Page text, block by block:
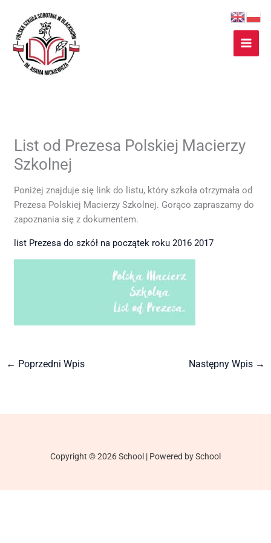
treści
List od Prezesa Polskiej Macierzy
Szkolnej
Poniżej znajduje się link do listu, który szkoła otrzymała od
Prezesa Polskiej Macierzy Szkolnej. Gorąco zapraszamy do
zapoznania się z dokumentem.
list Prezesa do szkół na początek roku 2016 2017
← Poprzedni Wpis Następny Wpis →
Copyright © 2026 School | Powered by School